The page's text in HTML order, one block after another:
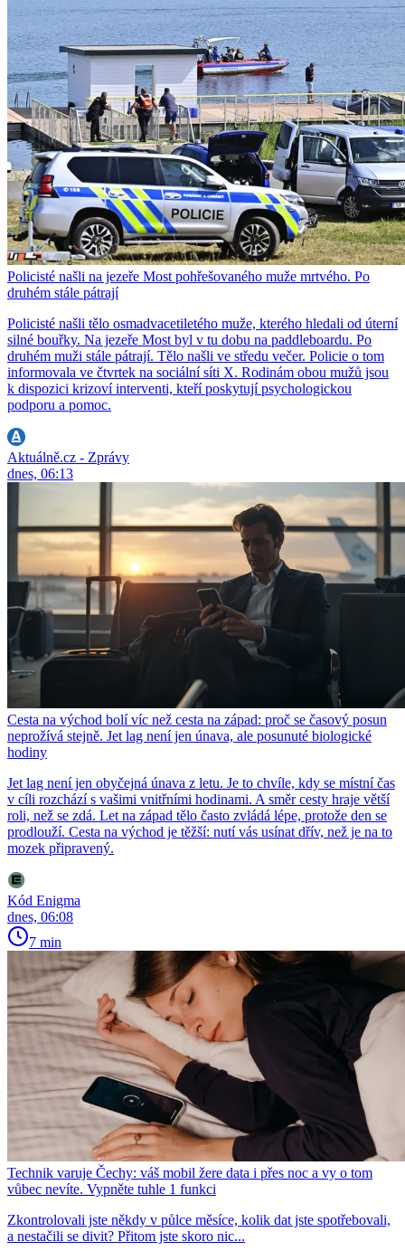
Policisté našli na jezeře Most pohřešovaného muže mrtvého. Po
druhém stále pátrají
Policisté našli tělo osmadvacetiletého muže, kterého hledali od úterní
silné bouřky. Na jezeře Most byl v tu dobu na paddleboardu. Po
druhém muži stále pátrají. Tělo našli ve středu večer. Policie o tom
informovala ve čtvrtek na sociální síti X. Rodinám obou mužů jsou
k dispozici krizoví interventi, kteří poskytují psychologickou
podporu a pomoc.
Aktuálně.cz - Zprávy
dnes, 06:13
Cesta na východ bolí víc než cesta na západ: proč se časový posun
neprožívá stejně. Jet lag není jen únava, ale posunuté biologické
hodiny
Jet lag není jen obyčejná únava z letu. Je to chvíle, kdy se místní čas
v cíli rozchází s vašimi vnitřními hodinami. A směr cesty hraje větší
roli, než se zdá. Let na západ tělo často zvládá lépe, protože den se
prodlouží. Cesta na východ je těžší: nutí vás usínat dřív, než je na to
mozek připravený.
Kód Enigma
dnes, 06:08
7 min
Technik varuje Čechy: váš mobil žere data i přes noc a vy o tom
vůbec nevíte. Vypněte tuhle 1 funkci
Zkontrolovali jste někdy v půlce měsíce, kolik dat jste spotřebovali,
a nestačili se divit? Přitom jste skoro nic...